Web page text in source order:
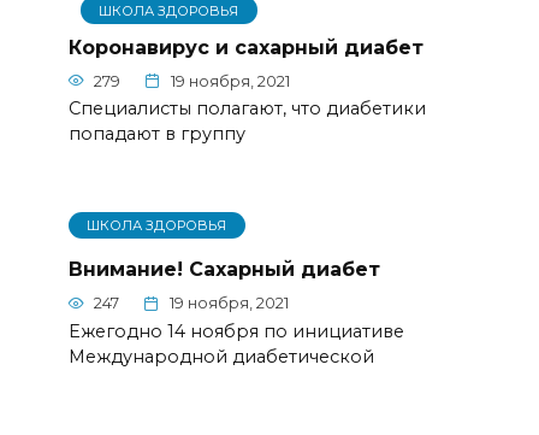
ШКОЛА ЗДОРОВЬЯ
Коронавирус и сахарный диабет
279 19 ноября, 2021
Специалисты полагают, что диабетики
попадают в группу
ШКОЛА ЗДОРОВЬЯ
Внимание! Сахарный диабет
247 19 ноября, 2021
Ежегодно 14 ноября по инициативе
Международной диабетической